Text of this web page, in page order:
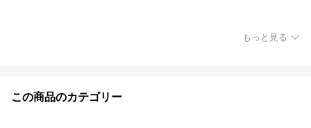
もっと見る
この商品のカテゴリー